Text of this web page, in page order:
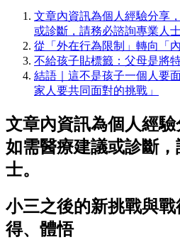
文章內資訊為個人經驗分享
或診斷，請務必諮詢專業人士
從「外在行為限制」轉向「
不給孩子貼標籤：父母是將
結語｜這不是孩子一個人要
家人要共同面對的挑戰」
文章內資訊為個人經驗
如需醫療建議或診斷
士。
小三之後的新挑戰與
得、體悟